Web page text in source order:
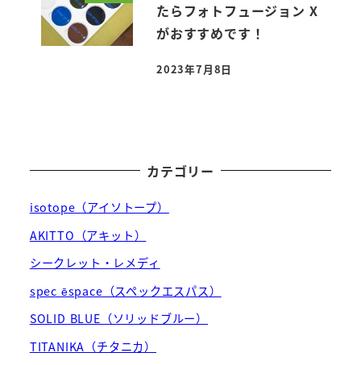
たらフォトフュージョン X
がおすすめです！
投稿日
2023年7月8日
カテゴリー
isotope（アイソトープ）
AKITTO（アキット）
シークレット・レメディ
spec ēspace（スペックエスパス）
SOLID BLUE（ソリッドブルー）
TITANIKA（チタニカ）